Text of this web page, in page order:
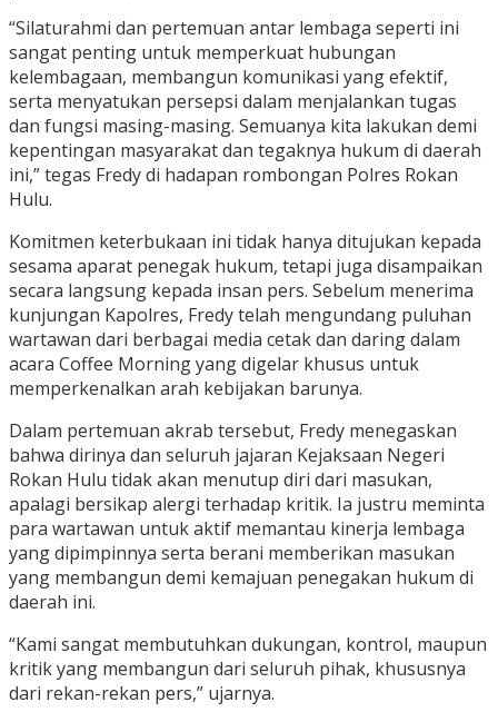
“Silaturahmi dan pertemuan antar lembaga seperti ini
sangat penting untuk memperkuat hubungan
kelembagaan, membangun komunikasi yang efektif,
serta menyatukan persepsi dalam menjalankan tugas
dan fungsi masing-masing. Semuanya kita lakukan demi
kepentingan masyarakat dan tegaknya hukum di daerah
ini,” tegas Fredy di hadapan rombongan Polres Rokan
Hulu.
Komitmen keterbukaan ini tidak hanya ditujukan kepada
sesama aparat penegak hukum, tetapi juga disampaikan
secara langsung kepada insan pers. Sebelum menerima
kunjungan Kapolres, Fredy telah mengundang puluhan
wartawan dari berbagai media cetak dan daring dalam
acara Coffee Morning yang digelar khusus untuk
memperkenalkan arah kebijakan barunya.
Dalam pertemuan akrab tersebut, Fredy menegaskan
bahwa dirinya dan seluruh jajaran Kejaksaan Negeri
Rokan Hulu tidak akan menutup diri dari masukan,
apalagi bersikap alergi terhadap kritik. Ia justru meminta
para wartawan untuk aktif memantau kinerja lembaga
yang dipimpinnya serta berani memberikan masukan
yang membangun demi kemajuan penegakan hukum di
daerah ini.
“Kami sangat membutuhkan dukungan, kontrol, maupun
kritik yang membangun dari seluruh pihak, khususnya
dari rekan-rekan pers,” ujarnya.